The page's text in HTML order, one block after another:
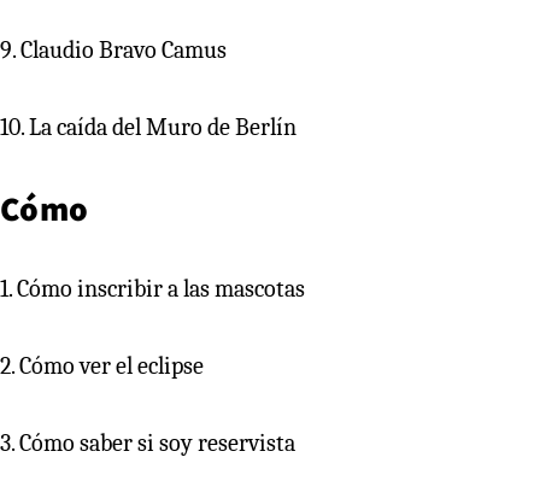
9. Claudio Bravo Camus
10. La caída del Muro de Berlín
Cómo
1. Cómo inscribir a las mascotas
2. Cómo ver el eclipse
3. Cómo saber si soy reservista